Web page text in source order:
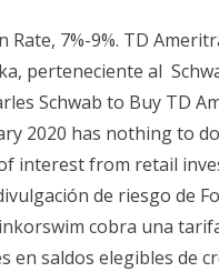
7%-9%. TD
perteneciente al
Schwab to Buy TD
2020 has nothing to
interest from retail
de riesgo de
cobra una
en saldos elegibles de